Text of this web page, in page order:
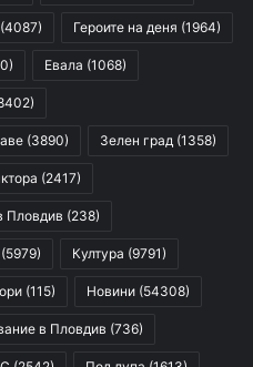
(4087) Героите на деня (1964)
Евала (1068)
(3890) Зелен град (1358)
(2417)
Пловдив (238)
(5979) Култура (9791)
(115) Новини (54308)
в Пловдив (736)